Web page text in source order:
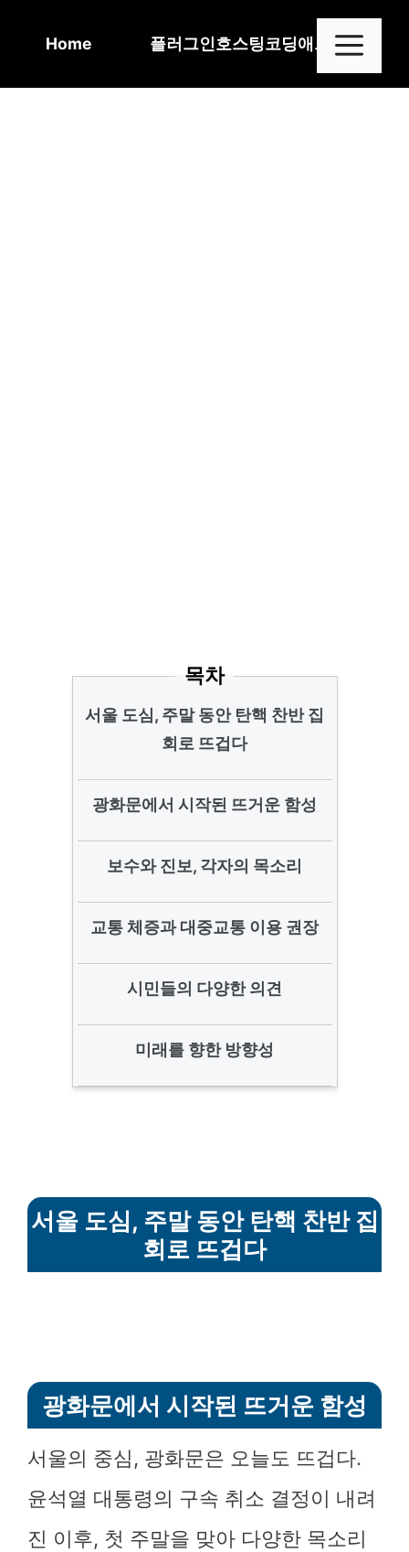
Home 플러그인호스팅코딩애드센스
목차
서울 도심, 주말 동안 탄핵 찬반 집
회로 뜨겁다
광화문에서 시작된 뜨거운 함성
보수와 진보, 각자의 목소리
교통 체증과 대중교통 이용 권장
시민들의 다양한 의견
미래를 향한 방향성
서울 도심, 주말 동안 탄핵 찬반 집
회로 뜨겁다
광화문에서 시작된 뜨거운 함성
서울의 중심, 광화문은 오늘도 뜨겁다.
윤석열 대통령의 구속 취소 결정이 내려
진 이후, 첫 주말을 맞아 다양한 목소리